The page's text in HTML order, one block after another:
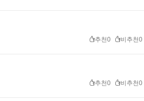
추천0 비추천0
추천0 비추천0